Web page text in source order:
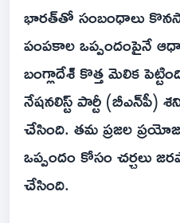
భారత్‌తో సంబంధాలు
పంపకాల ఒప్పందంపైనే
బంగ్లాదేశ్ కొత్త మెలిక
నేషనలిస్ట్ పార్టీ (బీఎన్‌పీ)
చేసింది. తమ ప్రజల
ఒప్పందం కోసం చర్చలు
చేసింది.